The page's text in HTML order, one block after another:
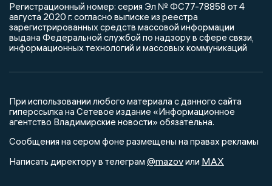
Регистрационный номер: серия Эл № ФС77-78858 от 4
августа 2020 г. согласно выписке из реестра
зарегистрированных средств массовой информации
выдана Федеральной службой по надзору в сфере связи,
информационных технологий и массовых коммуникаций
При использовании любого материала с данного сайта
гиперссылка на Сетевое издание «Информационное
агентство Владимирские новости» обязательна.
Сообщения на сером фоне размещены на правах рекламы
Написать директору в телеграм @mazovили MAX